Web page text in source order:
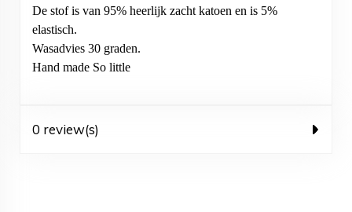
De stof is van 95% heerlijk zacht katoen en is 5%
elastisch.
Wasadvies 30 graden.
Hand made So little
0 review(s)